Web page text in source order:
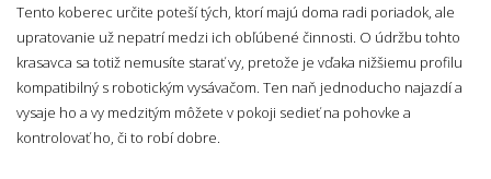
Tento koberec určite poteší tých, ktorí majú doma radi poriadok, ale
upratovanie už nepatrí medzi ich obľúbené činnosti. O údržbu tohto
krasavca sa totiž nemusíte starať vy, pretože je vďaka nižšiemu profilu
kompatibilný s robotickým vysávačom. Ten naň jednoducho najazdí a
vysaje ho a vy medzitým môžete v pokoji sedieť na pohovke a
kontrolovať ho, či to robí dobre.